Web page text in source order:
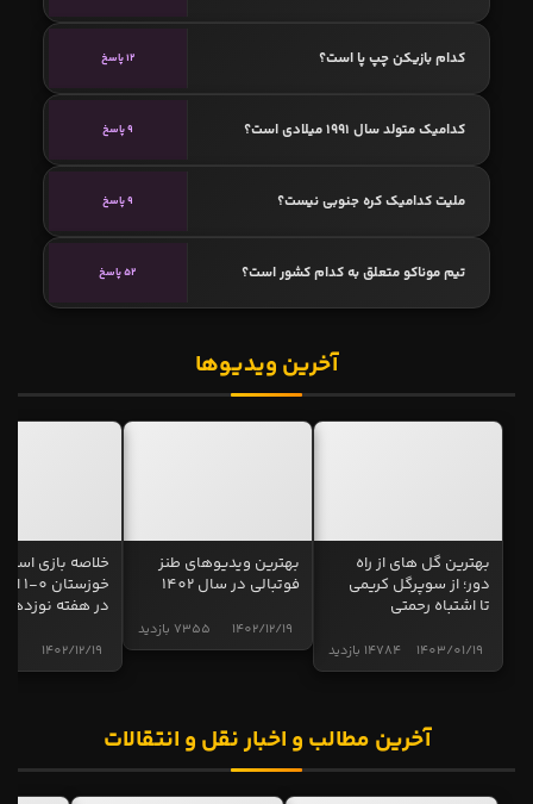
کدام بازیکن چپ پا است؟ 12 پاسخ
کدامیک متولد سال 1991 میلادی است؟ 9 پاسخ
ملیت کدامیک کره جنوبی نیست؟ 9 پاسخ
تیم موناکو متعلق به کدام کشور است؟ 52 پاسخ
آخرین ویدیوها
بهترین گل های از راه
دور؛ از سوپرگل کریمی
تا اشتباه رحمتی
14784 بازدید 1403/01/19
بهترین ویدیوهای طنز
فوتبالی در سال 1402
7355 بازدید 1402/12/19
خلاصه بازی
در هفته نوزدهم
1402/12/19
آخرین مطالب و اخبار نقل و انتقالات